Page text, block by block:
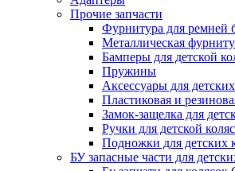
Прочие запчасти
Фурнитура для ремней
Металлическая
Бамперы для детской
Пружины
Аксессуары для
Пластиковая и
Замок-защелка для
Ручки для детской
Подножки для детских
БУ запасные части для